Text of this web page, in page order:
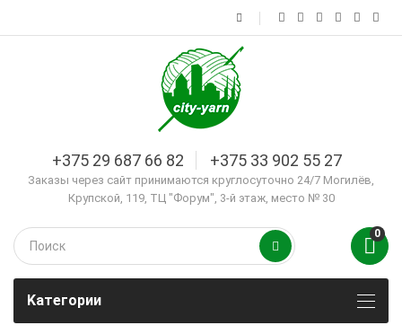
+375 29 687 66 82 +375 33 902 55 27
Заказы через сайт принимаются круглосуточно 24/7 Могилёв,
Крупской, 119, ТЦ "Форум", 3-й этаж, место № 30
0
Kатегории